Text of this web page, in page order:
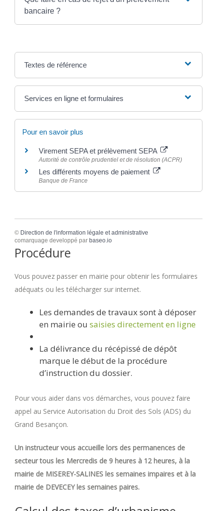
bancaire ?
Textes de référence
Services en ligne et formulaires
Pour en savoir plus
Virement SEPA et prélèvement SEPA
Autorité de contrôle prudentiel et de résolution (ACPR)
Les différents moyens de paiement
Banque de France
© Direction de l'information légale et administrative
comarquage developpé par baseo.io
Procédure
Vous pouvez passer en mairie pour obtenir les formulaires
adéquats ou les télécharger sur internet.
Les demandes de travaux sont à déposer
en mairie ou saisies directement en ligne
La délivrance du récépissé de dépôt
marque le début de la procédure
d’instruction du dossier.
Pour vous aider dans vos démarches, vous pouvez faire
appel au Service Autorisation du Droit des Sols (ADS) du
Grand Besançon.
Un instructeur vous accueille lors des permanences de
secteur tous les Mercredis de 9 heures à 12 heures, à la
mairie de MISEREY-SALINES les semaines impaires et à la
mairie de DEVECEY les semaines paires.